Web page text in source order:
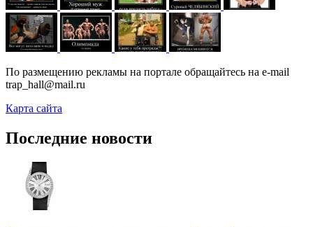
По размещению рекламы на портале обращайтесь на e-mail
trap_hall@mail.ru
Карта сайта
Последние новости